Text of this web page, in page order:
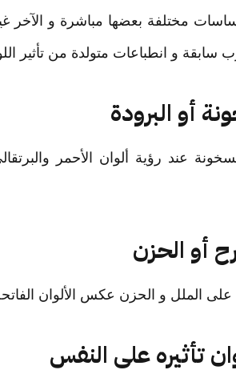
مختلفة بعضها مباشرة و الآخر
سابقة و انطباعات متولدة من تأثير
أو البرودة
عند رؤية ألوان الأحمر
أو الحزن
على الملل و الحزن عكس الألوان الفاتحة
تأثيره على النفس